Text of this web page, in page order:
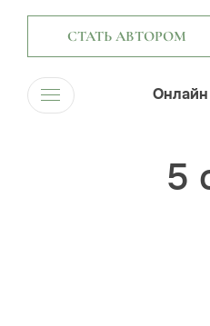
СТАТЬ АВТОРОМ
5